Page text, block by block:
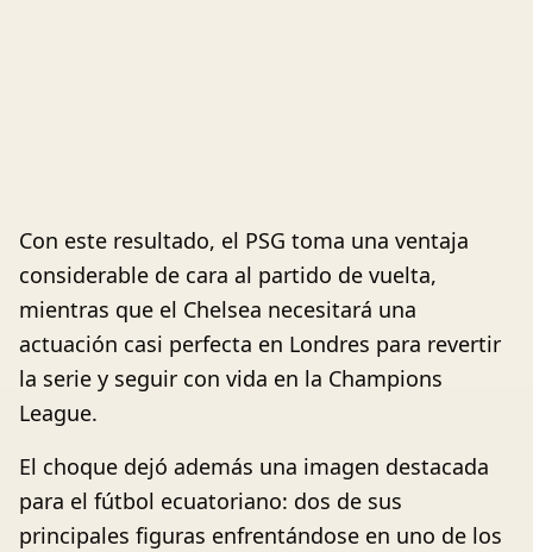
Con este resultado, el PSG toma una ventaja
considerable de cara al partido de vuelta,
mientras que el Chelsea necesitará una
actuación casi perfecta en Londres para revertir
la serie y seguir con vida en la Champions
League.
El choque dejó además una imagen destacada
para el fútbol ecuatoriano: dos de sus
principales figuras enfrentándose en uno de los